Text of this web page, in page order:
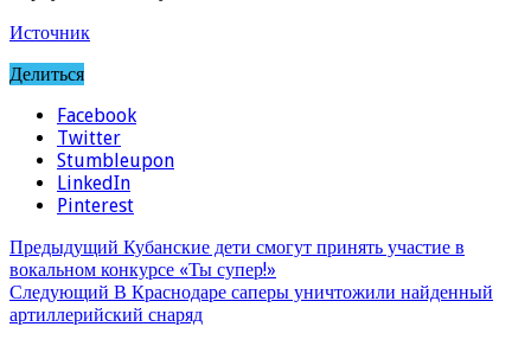
Источник
Делиться
Facebook
Twitter
Stumbleupon
LinkedIn
Pinterest
Предыдущий Кубанские дети смогут принять участие в
вокальном конкурсе «Ты супер!»
Следующий В Краснодаре саперы уничтожили найденный
артиллерийский снаряд